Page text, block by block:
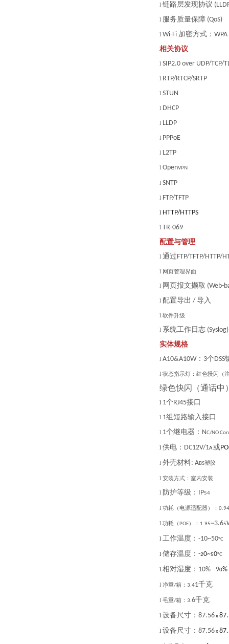
l 链路层发现协议
l 服务质量保障 (QoS)
l Wi-Fi 加密方式：
相关协议
l SIP2.0 over UDP/TCP/
l RTP/RTCP/SRTP
l STUN
l DHCP
l LLDP
l PPPoE
l L2TP
l OpenVPN
l SNTP
l FTP/TFTP
l HTTP/HTTPS
l TR-069
配置与管理
l 通过FTP/TFTP/HTTP/
l 网页管理界面
l 网页报文撷取 (Web-
l 配置导出 / 导入
l 软件升级
l 系统工作日志 (Syslog)
实体规格
l A10&A10W： 3个DSS
l 状态指示灯：红色慢闪（
绿色快闪（通话中
l 1个RJ45接口
l 1组短路输入接口
l 1个继电器： NC/NO
l 供电： DC12V/1A或PO
l 外壳材料: ABS塑胶
l 安装方式：室内安装
l 防护等级： IP54
l 功耗（电源适配器）： 0.94
l 功耗（ POE）： 1.95~3.65
l 工作温度： -10~50°C
l 储存温度： -20~50°C
l 相对湿度： 10% - 90%
l 净重/箱： 3.41千克
l 毛重/箱： 3.6千克
l 设备尺寸： 87.56x
l 设备尺寸： 87.56x